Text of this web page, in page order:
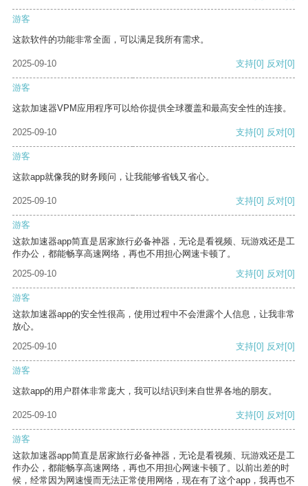
游客
这款软件的功能非常全面，可以满足我所有需求。
2025-09-10 支持[0] 反对[0]
游客
这款加速器VPM应用程序可以给你提供全球覆盖和最高安全性的连接。
2025-09-10 支持[0] 反对[0]
游客
这款app就像我的财务顾问，让我能够省钱又省心。
2025-09-10 支持[0] 反对[0]
游客
这款加速器app简直是居家旅行必备神器，无论是看视频、玩游戏还是工
作办公，都能畅享高速网络，再也不用担心网速卡顿了。
2025-09-10
支持[0] 反对[0]
游客
这款加速器app的安全性很高，使用过程中不会泄露个人信息，让我非常
放心。
2025-09-10
支持[0] 反对[0]
游客
这款app的用户群体非常庞大，我可以结识到来自世界各地的朋友。
2025-09-10 支持[0] 反对[0]
游客
这款加速器app简直是居家旅行必备神器，无论是看视频、玩游戏还是工
作办公，都能畅享高速网络，再也不用担心网速卡顿了。以前出差的时
候，经常因为网速慢而无法正常使用网络，现在有了这个app，我再也不